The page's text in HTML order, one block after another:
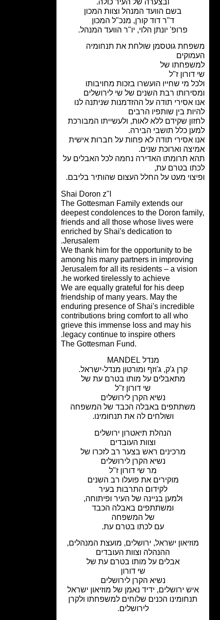
ובצערה של העיר כולה.
בשם הוועד המנהל וצוות המכון
ד"ר דוד קורן, מנכ"ל המכון
פרופ' יונתן הלוי, יו"ר הוועד המנהל.
גוטסמן שולחת את תנחומיה
של
ז"ל
מי שחייו הועשרו בזכות מחויבותו
רבת השנים של שי לירושלים
אסירי תודה על ההזדמנות שניתנה לנו
בין שותפיו הרבים
שקידם ללא לאות, ולעשייתו המבורכת
כלל תושבי הבירה.
אסירי תודה לא פחות על חברות אישית
וארוכת שנים.
תרומתו האדירה נחמה לכל האבלים על
בטרם עת,
מעט על החלל העצום שהותיר בליבם.
Shai Doron z"l
The Gottesman Family extends our
deepest condolences to the Doron
friends and all those whose lives were
enriched by Shai's dedication to
Jerusalem.
We thank him for the opportunity to be
among his many partners in improving
Jerusalem for all its residents – a
he worked tirelessly to achieve.
We are equally grateful for his deep
friendship of many years. May the
enduring presence of Shai's incredible
contributions bring comfort to all who
grieve this immense loss and may his
legacy continue to inspire others.
קרן ג'ק, ג'וזף ומורטון מנדל-ישראל.
מתאבלים על מותו בטרם עת של
שי דורון ז"ל
נשיא הקרן לירושלים
באבלה הכבד של המשפחה
ושולחים לה את תנחומינו.
הנהלת תיאטרון ירושלים
וצוות העובדים
מרכינים ראש בצער רב לזכרו של
נשיא הקרן לירושלים
מר שי דורון ז"ל
מוקירים את פועלו רב השנים
לקידום התרבות בעיר
ולמען בניינה של העיר ופיתוחה,
ומשתתפים באבלה הכבד
של המשפחה
עם לכתו בטרם עת.
ישראל, ירושלים,מועצת המנהלים,
ההנהלה וצוות העובדים
אבלים על מותו בטרם עת של
נשיא הקרן לירושלים
ירושלים, ידיד נאמן של מוזיאון ישראל
הכנים שלוחים למשפחתו ולקרן
לירושלים.